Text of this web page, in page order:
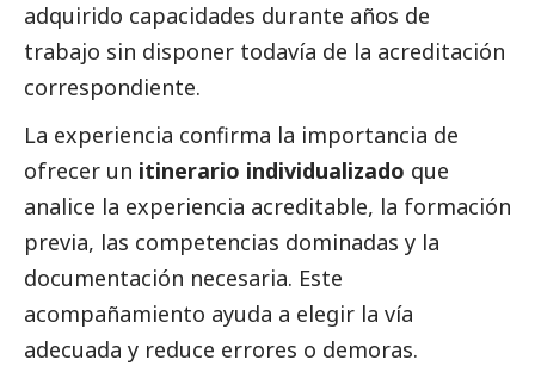
adquirido capacidades durante años de
trabajo sin disponer todavía de la acreditación
correspondiente.
La experiencia confirma la importancia de
ofrecer un itinerario individualizado que
analice la experiencia acreditable, la formación
previa, las competencias dominadas y la
documentación necesaria. Este
acompañamiento ayuda a elegir la vía
adecuada y reduce errores o demoras.